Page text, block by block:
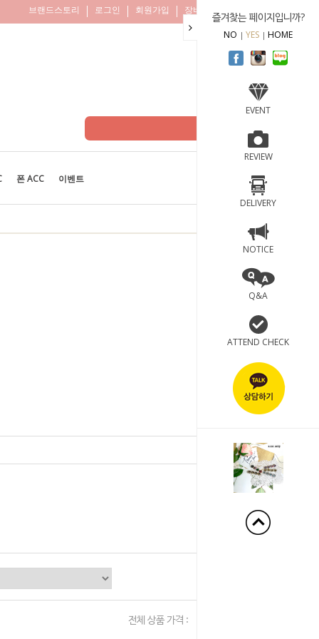
즐겨찾는 페이지입니까?
NO YES HOME
EVENT
REVIEW
DELIVERY
NOTICE
Q&A
ATTEND CHECK
브랜드스토리 로그인 회원가입 장바구니
폰 ACC 이벤트
전체 상품 가격 :